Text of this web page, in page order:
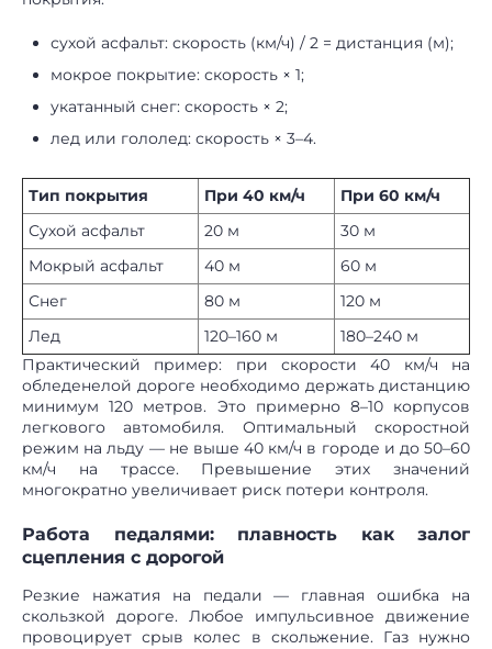
сухой асфальт: скорость (км/ч) / 2 = дистанция (м);
мокрое покрытие: скорость × 1;
укатанный снег: скорость × 2;
лед или гололед: скорость × 3–4.
Тип покрытия При 40 км/ч
При 60 км/ч
Сухой асфальт
20 м
30 м
Мокрый асфальт
40 м
60 м
Снег
80 м
120 м
Лед
120–160 м
180–240 м
Практический пример: при скорости 40 км/ч на
обледенелой дороге необходимо держать дистанцию
минимум 120 метров. Это примерно 8–10 корпусов
легкового автомобиля. Оптимальный скоростной
режим на льду — не выше 40 км/ч в городе и до 50–60
км/ч на трассе. Превышение этих значений
многократно увеличивает риск потери контроля.
Работа педалями: плавность как залог
сцепления с дорогой
Резкие нажатия на педали — главная ошибка на
скользкой дороге. Любое импульсивное движение
провоцирует срыв колес в скольжение. Газ нужно